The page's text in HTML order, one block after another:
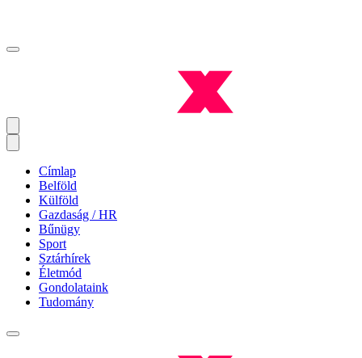
Címlap
Belföld
Külföld
Gazdaság / HR
Bűnügy
Sport
Sztárhírek
Életmód
Gondolataink
Tudomány